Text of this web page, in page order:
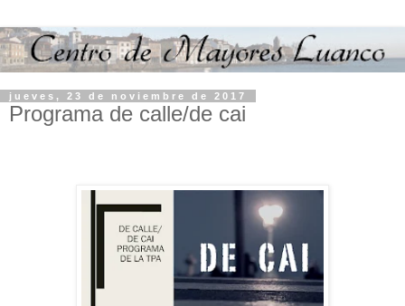
jueves, 23 de noviembre de 2017
Programa de calle/de cai